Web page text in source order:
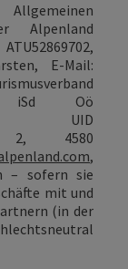
Alpenland
E-Mail:
iSd Oö
UID
2, 4580
,
– sofern sie
mit und
(in der